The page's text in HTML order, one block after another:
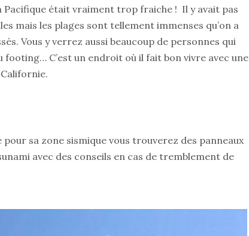
Pacifique était vraiment trop fraiche ! Il y avait pas
mais les plages sont tellement immenses qu’on a
Vous y verrez aussi beaucoup de personnes qui
C’est un endroit où il fait bon vivre avec une
sa zone sismique vous trouverez des panneaux
avec des conseils en cas de tremblement de